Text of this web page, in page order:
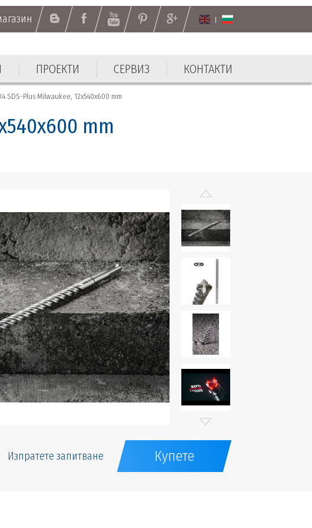
ПРОЕКТИ СЕРВИЗ КОНТАКТИ
SDS-Plus Milwaukee, 12x540x600 mm
mm
Изпратете запитване Купете